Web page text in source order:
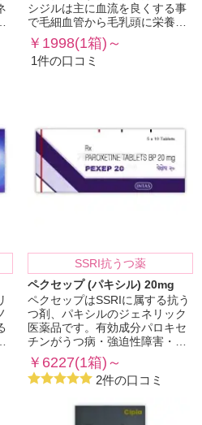
シジルは主に血流を良くする事
で毛細血管から毛乳頭に栄養…
￥1998(1箱)～
1件の口コミ
SSRI抗うつ薬
ペクセップ (パキシル) 20mg
ペクセップはSSRIに属する抗う
つ剤、パキシルのジェネリック
医薬品です。有効成分パロキセ
チンがうつ病・強迫性障害・…
￥6227(1箱)～
2件の口コミ